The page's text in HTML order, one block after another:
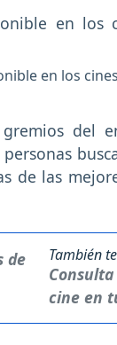
en los
del
de las
También
cine en